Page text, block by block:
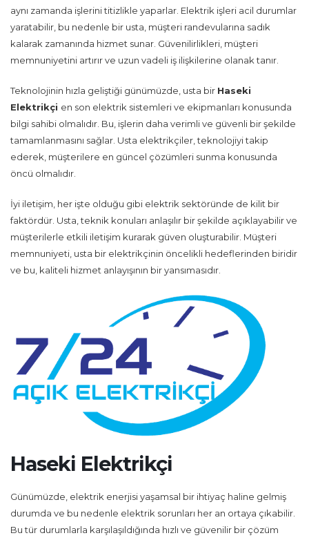
aynı zamanda işlerini titizlikle yaparlar. Elektrik işleri acil durumlar
yaratabilir, bu nedenle bir usta, müşteri randevularına sadık
kalarak zamanında hizmet sunar. Güvenilirlikleri, müşteri
memnuniyetini artırır ve uzun vadeli iş ilişkilerine olanak tanır.
Teknolojinin hızla geliştiği günümüzde, usta bir Haseki
Elektrikçi en son elektrik sistemleri ve ekipmanları konusunda
bilgi sahibi olmalıdır. Bu, işlerin daha verimli ve güvenli bir şekilde
tamamlanmasını sağlar. Usta elektrikçiler, teknolojiyi takip
ederek, müşterilere en güncel çözümleri sunma konusunda
öncü olmalıdır.
İyi iletişim, her işte olduğu gibi elektrik sektöründe de kilit bir
faktördür. Usta, teknik konuları anlaşılır bir şekilde açıklayabilir ve
müşterilerle etkili iletişim kurarak güven oluşturabilir. Müşteri
memnuniyeti, usta bir elektrikçinin öncelikli hedeflerinden biridir
ve bu, kaliteli hizmet anlayışının bir yansımasıdır.
Haseki Elektrikçi
Günümüzde, elektrik enerjisi yaşamsal bir ihtiyaç haline gelmiş
durumda ve bu nedenle elektrik sorunları her an ortaya çıkabilir.
Bu tür durumlarla karşılaşıldığında hızlı ve güvenilir bir çözüm